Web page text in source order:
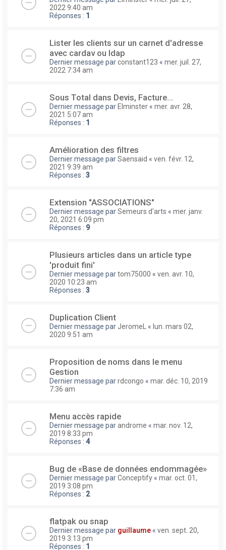
2022 9:40 am
Réponses : 1
Lister les clients sur un carnet d'adresse
avec cardav ou ldap
Dernier message parconstant123 « mer. juil. 27,
2022 7:34 am
Sous Total dans Devis, Facture...
Dernier message parElminster « mer. avr. 28,
2021 5:07 am
Réponses : 1
Amélioration des filtres
Dernier message parSaensaid « ven. févr. 12,
2021 9:39 am
Réponses : 3
Extension "ASSOCIATIONS"
Dernier message parSemeurs d'arts « mer. janv.
20, 2021 6:09 pm
Réponses : 9
Plusieurs articles dans un article type
'produit fini'
Dernier message partom75000 « ven. avr. 10,
2020 10:23 am
Réponses : 3
Duplication Client
Dernier message par JeromeL « lun. mars 02,
2020 9:51 am
Proposition de noms dans le menu
Gestion
Dernier message parrdcongo « mar. déc. 10, 2019
7:36 am
Menu accès rapide
Dernier message parandrome « mar. nov. 12,
2019 8:33 pm
Réponses : 4
Bug de «Base de données endommagée»
Dernier message parConceptify « mar. oct. 01,
2019 3:08 pm
Réponses : 2
flatpak ou snap
Dernier message par guillaume « ven. sept. 20,
2019 3:13 pm
Réponses : 1